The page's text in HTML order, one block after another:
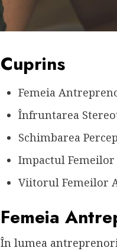
Cuprins
Femeia
Înfruntarea
Schimbarea
Impactul
Viitorul Femeilor
Femeia
În lumea